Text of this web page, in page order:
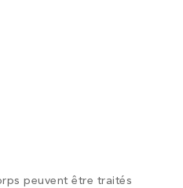
peuvent être traités